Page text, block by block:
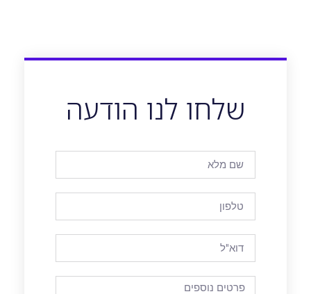
שלחו לנו הודעה